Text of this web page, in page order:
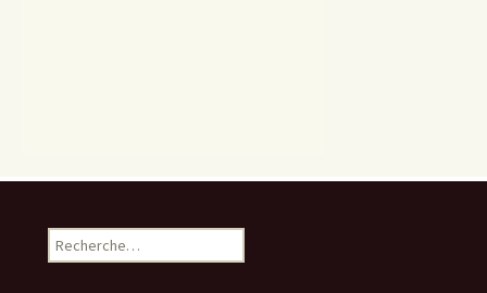
Rechercher :